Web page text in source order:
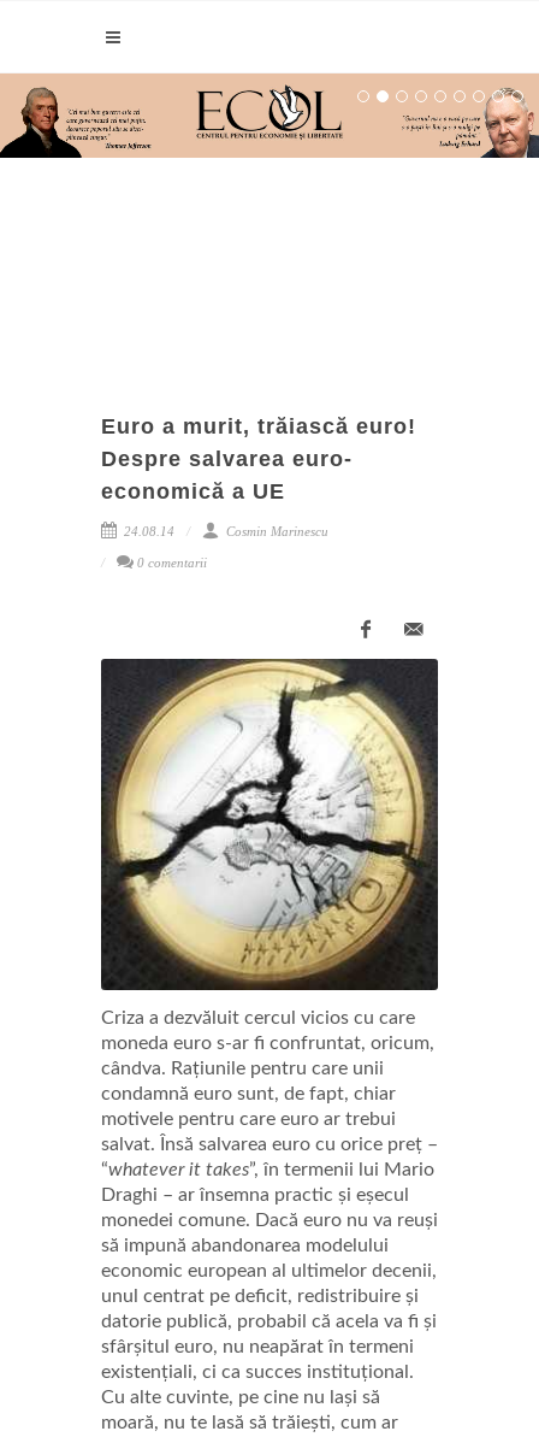
Euro a murit, trăiască euro!
Despre salvarea euro-
economică a UE
24.08.14 Cosmin Marinescu
0 comentarii
Criza a dezvăluit cercul vicios cu care
moneda euro s-ar fi confruntat, oricum,
cândva. Rațiunile pentru care unii
condamnă euro sunt, de fapt, chiar
motivele pentru care euro ar trebui
salvat. Însă salvarea euro cu orice preț –
“whatever it takes”, în termenii lui Mario
Draghi – ar însemna practic și eșecul
monedei comune. Dacă euro nu va reuși
să impună abandonarea modelului
economic european al ultimelor decenii,
unul centrat pe deficit, redistribuire și
datorie publică, probabil că acela va fi și
sfârșitul euro, nu neapărat în termeni
existențiali, ci ca succes instituțional.
Cu alte cuvinte, pe cine nu lași să
moară, nu te lasă să trăiești, cum ar